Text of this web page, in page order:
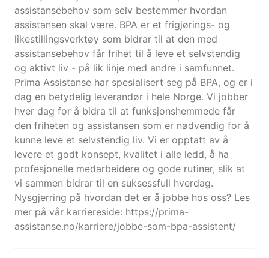
assistansebehov som selv bestemmer hvordan
assistansen skal være. BPA er et frigjørings- og
likestillingsverktøy som bidrar til at den med
assistansebehov får frihet til å leve et selvstendig
og aktivt liv - på lik linje med andre i samfunnet.
Prima Assistanse har spesialisert seg på BPA, og er i
dag en betydelig leverandør i hele Norge. Vi jobber
hver dag for å bidra til at funksjonshemmede får
den friheten og assistansen som er nødvendig for å
kunne leve et selvstendig liv. Vi er opptatt av å
levere et godt konsept, kvalitet i alle ledd, å ha
profesjonelle medarbeidere og gode rutiner, slik at
vi sammen bidrar til en suksessfull hverdag.
Nysgjerring på hvordan det er å jobbe hos oss? Les
mer på vår karriereside: https://prima-
assistanse.no/karriere/jobbe-som-bpa-assistent/